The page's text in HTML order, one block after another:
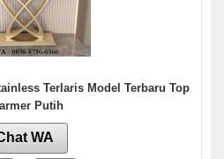
Terlaris Model Terbaru Top
Putih
WA